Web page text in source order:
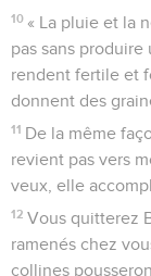
10 « La pluie et la
pas sans
rendent fertile et
donnent des
11 De la même
revient pas vers
veux, elle
12 Vous quitterez
ramenés chez
collines